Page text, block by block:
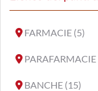
FARMACIE (5)
PARAFARMACIE
BANCHE (15)